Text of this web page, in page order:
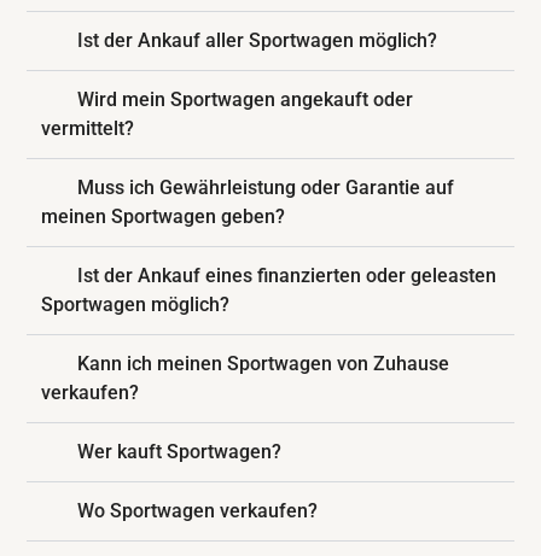
Ist der Ankauf aller Sportwagen möglich?
Wird mein Sportwagen angekauft oder
vermittelt?
Muss ich Gewährleistung oder Garantie auf
meinen Sportwagen geben?
Ist der Ankauf eines finanzierten oder geleasten
Sportwagen möglich?
Kann ich meinen Sportwagen von Zuhause
verkaufen?
Wer kauft Sportwagen?
Wo Sportwagen verkaufen?